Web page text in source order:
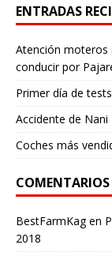
ENTRADAS
Atención moteros
conducir por
Primer día de
Accidente de
Coches más
COMENTARIOS
BestFarmKagen
2018